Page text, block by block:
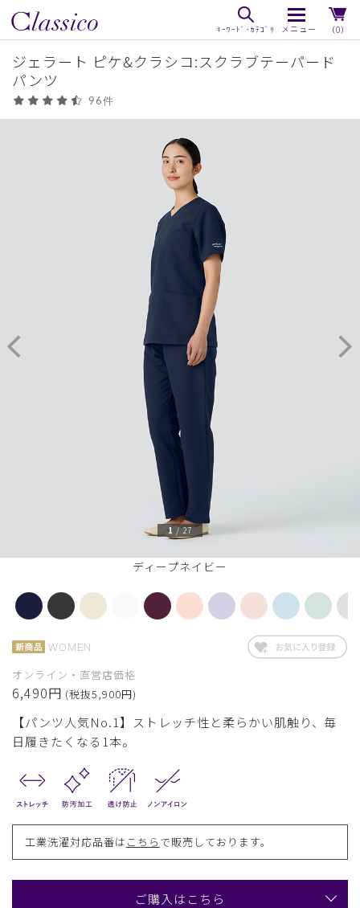
（0）
ジェラート ピケ&クラシコ:スクラブテーパード
パンツ
96件
ディープネイビー
1 /27
WOMEN
オンライン・直営店価格
6,490円 (税抜5,900円)
【パンツ人気No.1】ストレッチ性と柔らかい肌触り、毎
日履きたくなる1本。
工業洗濯対応品番は こちら で販売しております。
ご購入はこちら